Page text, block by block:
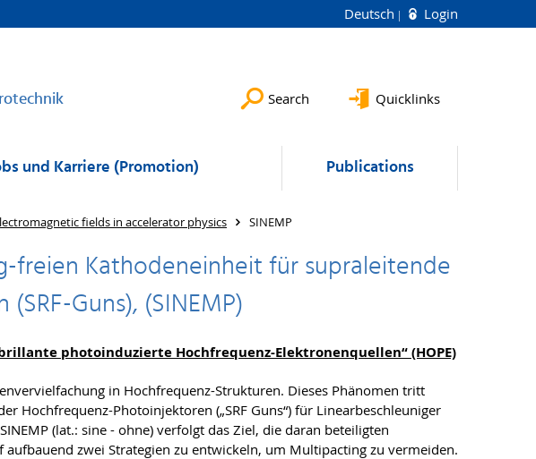
Deutsch Login
Search Quicklinks
und Karriere (Promotion) Publications
fields in accelerator physics SINEMP
freien Kathodeneinheit für supraleitende
Guns), (SINEMP)
photoinduzierte Hochfrequenz-Elektronenquellen“ (HOPE)
in Hochfrequenz-Strukturen. Dieses Phänomen tritt
Hochfrequenz-Photoinjektoren („SRF Guns“) für Linearbeschleuniger
(lat.: sine - ohne) verfolgt das Ziel, die daran beteiligten
zwei Strategien zu entwickeln, um Multipacting zu vermeiden.